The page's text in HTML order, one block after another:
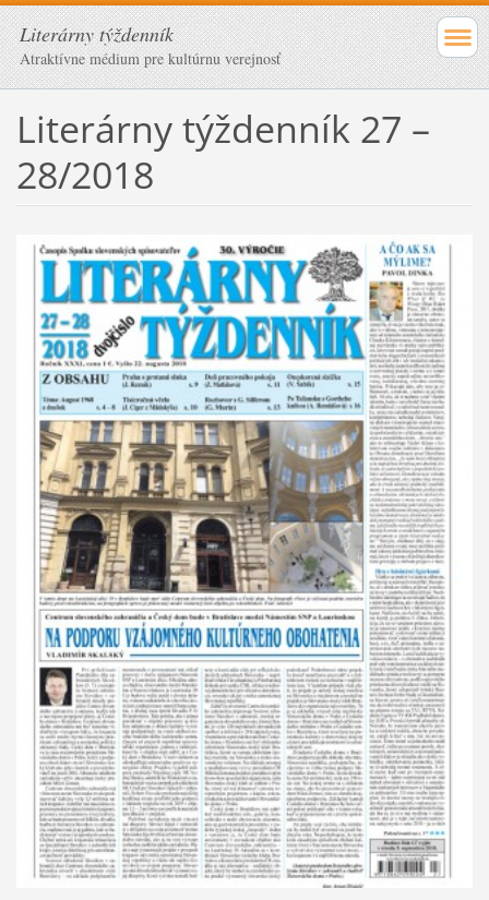
Literárny týždenník
Atraktívne médium pre kultúrnu verejnosť
Literárny týždenník 27 –
28/2018